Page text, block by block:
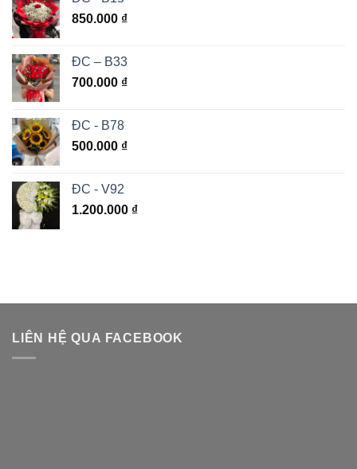
850.000 ₫
ĐC – B33
700.000 ₫
ĐC - B78
500.000 ₫
ĐC - V92
1.200.000 ₫
LIÊN HỆ QUA FACEBOOK